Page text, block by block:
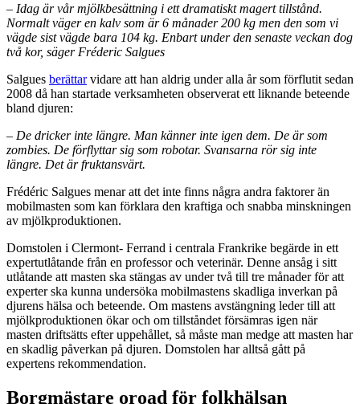
– Idag är vår mjölkbesättning i ett dramatiskt magert tillstånd.
Normalt väger en kalv som är 6 månader 200 kg men den som vi
vägde sist vägde bara 104 kg. Enbart under den senaste veckan dog
två kor, säger Fréderic Salgues
Salgues berättarvidare att han aldrig under alla år som förflutit sedan
2008 då han startade verksamheten observerat ett liknande beteende
bland djuren:
– De dricker inte längre. Man känner inte igen dem. De är som
zombies. De förflyttar sig som robotar. Svansarna rör sig inte
längre. Det är fruktansvärt.
Frédéric Salgues menar att det inte finns några andra faktorer än
mobilmasten som kan förklara den kraftiga och snabba minskningen
av mjölkproduktionen.
Domstolen i Clermont- Ferrand i centrala Frankrike begärde in ett
expertutlåtande från en professor och veterinär. Denne ansåg i sitt
utlåtande att masten ska stängas av under två till tre månader för att
experter ska kunna undersöka mobilmastens skadliga inverkan på
djurens hälsa och beteende. Om mastens avstängning leder till att
mjölkproduktionen ökar och om tillståndet försämras igen när
masten driftsätts efter uppehållet, så måste man medge att masten har
en skadlig påverkan på djuren. Domstolen har alltså gått på
expertens rekommendation.
Borgmästare oroad för folkhälsan